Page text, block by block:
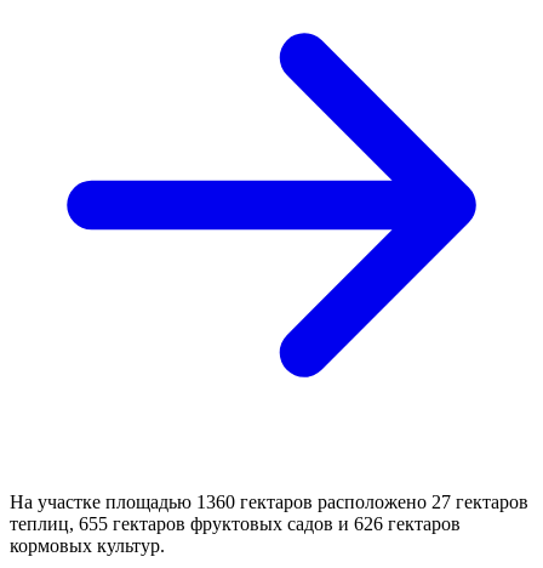
На участке площадью 1360 гектаров расположено 27 гектаров
теплиц, 655 гектаров фруктовых садов и 626 гектаров
кормовых культур.